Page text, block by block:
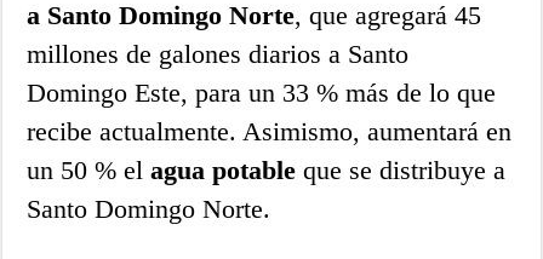
a Santo Domingo Norte, que agregará 45
millones de galones diarios a Santo
Domingo Este, para un 33 % más de lo que
recibe actualmente. Asimismo, aumentará en
un 50 % elagua potable que se distribuye a
Santo Domingo Norte.